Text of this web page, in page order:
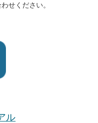
せください。
ル